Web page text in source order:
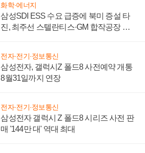
화학·에너지
삼성SDI ESS 수요 급증에 북미 증설 타
진, 최주선 스텔란티스·GM 합작공장 건
전자·전기·정보통신
삼성전자, 갤럭시Z 폴드8 사전예약 개통
8월31일까지 연장
전자·전기·정보통신
삼성전자 갤럭시 Z 폴드8 시리즈 사전 판
매 '144만 대' 역대 최대